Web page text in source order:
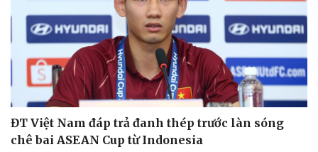
ĐT Việt Nam đáp trả đanh thép trước làn sóng
chê bai ASEAN Cup từ Indonesia